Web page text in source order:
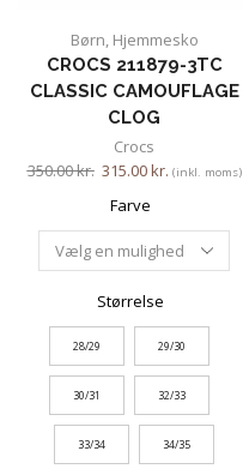
Børn, Hjemmesko
CROCS 211879-3TC
CLASSIC CAMOUFLAGE
CLOG
Crocs
350.00kr. 315.00kr. (inkl. moms)
Farve
Størrelse
28/29 29/30
30/31 32/33
33/34 34/35